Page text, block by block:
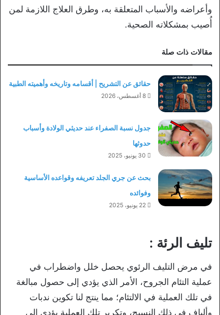
وأعراضه والأسباب المتعلقة به، وطرق العلاج اللازمة لمن
أُصيب بمشكلاته الصحية.
مقالات ذات صلة
حقائق عن التشريح | أقسامه وتاريخه وأهميته الطبية
8 أغسطس، 2026
جدول نسبة الصفراء عند حديثي الولادة وأسباب
حدوثها
30 يونيو، 2025
بحث عن جري الجلد تعريفه وقواعده الأساسية
وفوائده
22 يونيو، 2025
تليف الرئة :
في مرض التليف الرئوي يحصل خلل واضطراب في
عملية التئام الجروح، الأمر الذي يؤدي إلى حصول مبالغة
في تلك العملية في الالتئام؛ مما ينتج لنا تكوين ندبات
وألياف في ذلك النسيج، وتكرير تلك العملية يؤدي إلى